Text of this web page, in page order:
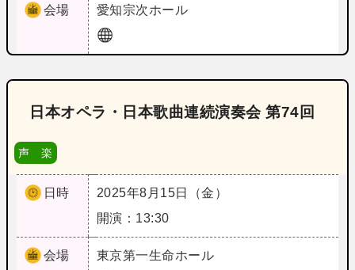
会場 愛知宗次ホール
日本オペラ・日本歌曲連続演奏会 第74回
声 楽
日時
2025年8月15日（金）
開演：13:30
会場 東京第一生命ホール